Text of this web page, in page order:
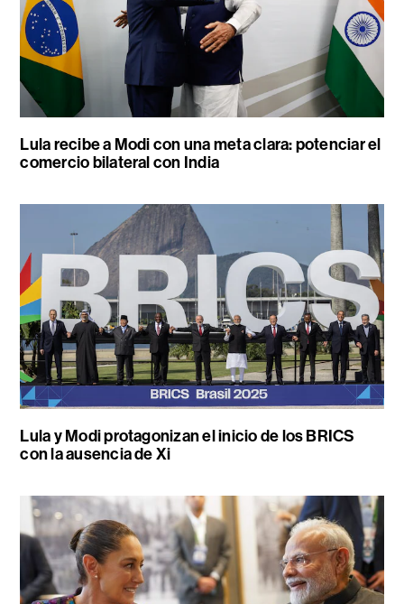
Lula recibe a Modi con una meta clara: potenciar el
comercio bilateral con India
Lula y Modi protagonizan el inicio de los BRICS
con la ausencia de Xi